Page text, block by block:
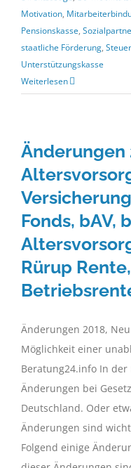
Motivation,
Pensionskasse,
staatliche Förderung, Steuer
Unterstützungskasse
Weiterlesen
Änderungen
Fonds, bAV,
Rürup Rente,
Änderungen 2018,
Möglichkeit einer
Beratung24.info In
Änderungen bei
Deutschland. Oder
Änderungen sind
Folgend einige